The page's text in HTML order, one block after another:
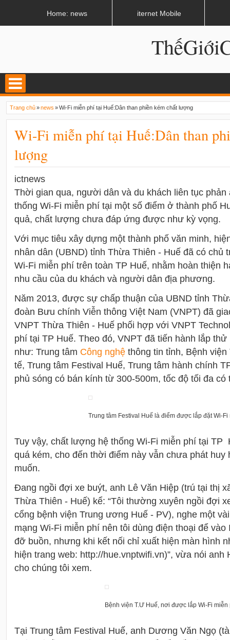
Trang chủ»news »Wi-Fi miễn phí tại Huế:Dân than phiền kém chất lượng
Wi-Fi miễn phí tại Huế:Dân than
lượng
ictnews
Thời gian qua, người dân và du khách liên tục phản
thống Wi-Fi miễn phí tại một số điểm ở thành phố
quả, chất lượng chưa đáp ứng được như kỳ vọng.
Với mục tiêu xây dựng một thành phố văn minh,
nhân dân (UBND) tỉnh Thừa Thiên - Huế đã có chủ
Wi-Fi miễn phí trên toàn TP Huế, nhằm hoàn thiện
nhu cầu của du khách và người dân địa phương.
Năm 2013, được sự chấp thuận của UBND tỉnh
đoàn Bưu chính Viễn thông Việt Nam (VNPT) đã
VNPT Thừa Thiên - Huế phối hợp với VNPT
phí tại TP Huế. Theo đó, VNPT đã tiến hành lắp
như: Trung tâm Công nghệ thông tin tỉnh, Bệnh
tế, Trung tâm Festival Huế, Trung tâm hành chính
phủ sóng có bán kính từ 300-500m, tốc độ tối đa có
Trung tâm Festival Huế là điểm được lắp đặt Wi-Fi
Tuy vậy, chất lượng hệ thống Wi-Fi miễn phí tại TP
quá kém, cho đến thời điểm này vẫn chưa phát huy
muốn.
Đang ngồi đợi xe buýt, anh Lê Văn Hiệp (trú tại thị
Thừa Thiên - Huế) kể: “Tôi thường xuyên ngồi đợi
cổng bệnh viện Trung ương Huế - PV), nghe một
mạng Wi-Fi miễn phí nên tôi dùng điện thoại để
đỡ buồn, nhưng khi kết nối chỉ xuất hiện màn hình
hiện trang web: http://hue.vnptwifi.vn)”, vừa nói
cho chúng tôi xem.
Bệnh viện T.Ư Huế, nơi được lắp Wi-Fi miễn
Tại Trung tâm Festival Huế, anh Dương Văn Ngọ
Home: news iternet Mobile